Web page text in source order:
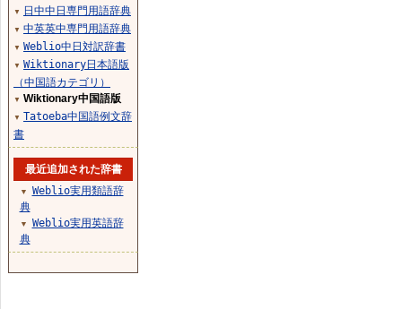
▼ 日中中日専門用語辞典
▼ 中英英中専門用語辞典
▼ Weblio中日対訳辞書
▼ Wiktionary日本語版
（中国語カテゴリ）
▼ Wiktionary中国語版
▼ Tatoeba中国語例文辞
書
最近追加された辞書
▼
Weblio実用類語辞
典
▼
Weblio実用英語辞
典